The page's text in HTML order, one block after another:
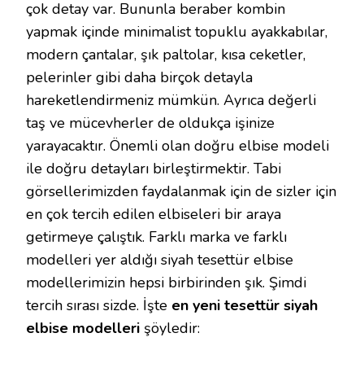
çok detay var. Bununla beraber kombin
yapmak içinde minimalist topuklu ayakkabılar,
modern çantalar, şık paltolar, kısa ceketler,
pelerinler gibi daha birçok detayla
hareketlendirmeniz mümkün. Ayrıca değerli
taş ve mücevherler de oldukça işinize
yarayacaktır. Önemli olan doğru elbise modeli
ile doğru detayları birleştirmektir. Tabi
görsellerimizden faydalanmak için de sizler için
en çok tercih edilen elbiseleri bir araya
getirmeye çalıştık. Farklı marka ve farklı
modelleri yer aldığı siyah tesettür elbise
modellerimizin hepsi birbirinden şık. Şimdi
tercih sırası sizde. İşte en yeni tesettür siyah
elbise modelleri şöyledir: